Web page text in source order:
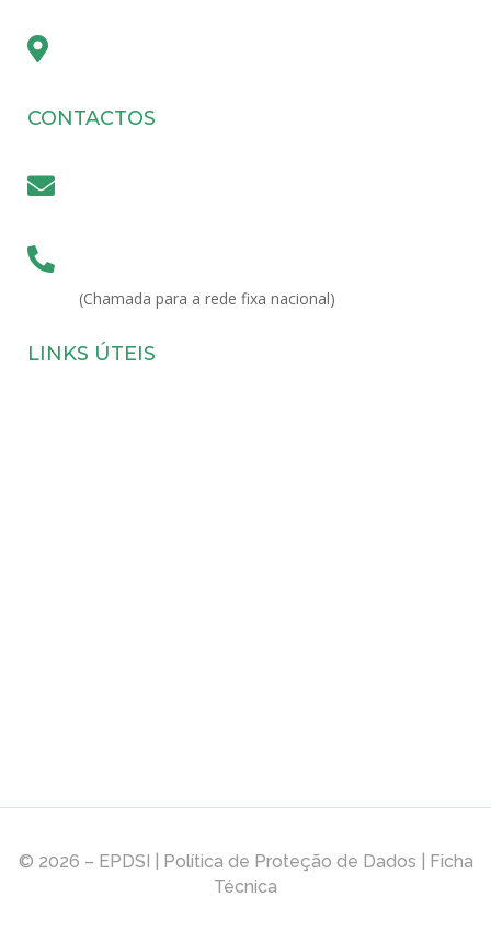

CONTACTOS


(Chamada para a rede fixa nacional)
LINKS ÚTEIS
© 2026 – EPDSI Política de Proteção de Dados
Ficha
Técnica